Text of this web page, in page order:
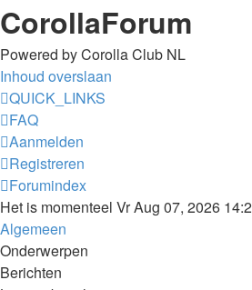
CorollaForum
Powered by Corolla Club NL
Inhoud overslaan
QUICK_LINKS
FAQ
Aanmelden
Registreren
Forumindex
Het is momenteel Vr Aug 07, 2026
Algemeen
Onderwerpen
Berichten